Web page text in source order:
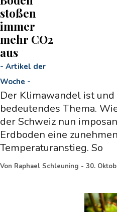
stoßen
immer
mehr CO2
aus
- Artikel der
Woche -
Der Klimawandel ist
bedeutendes Thema.
der Schweiz nun
Erdboden eine
Temperaturanstieg. So
Von Raphael Schleuning - 30.